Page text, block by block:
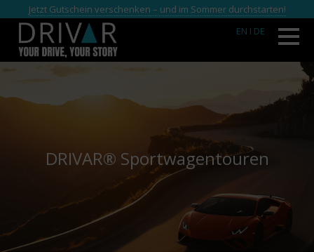
Jetzt Gutschein verschenken – und im Sommer durchstarten!
EN I DE
DRIVAR® Sportwagentouren